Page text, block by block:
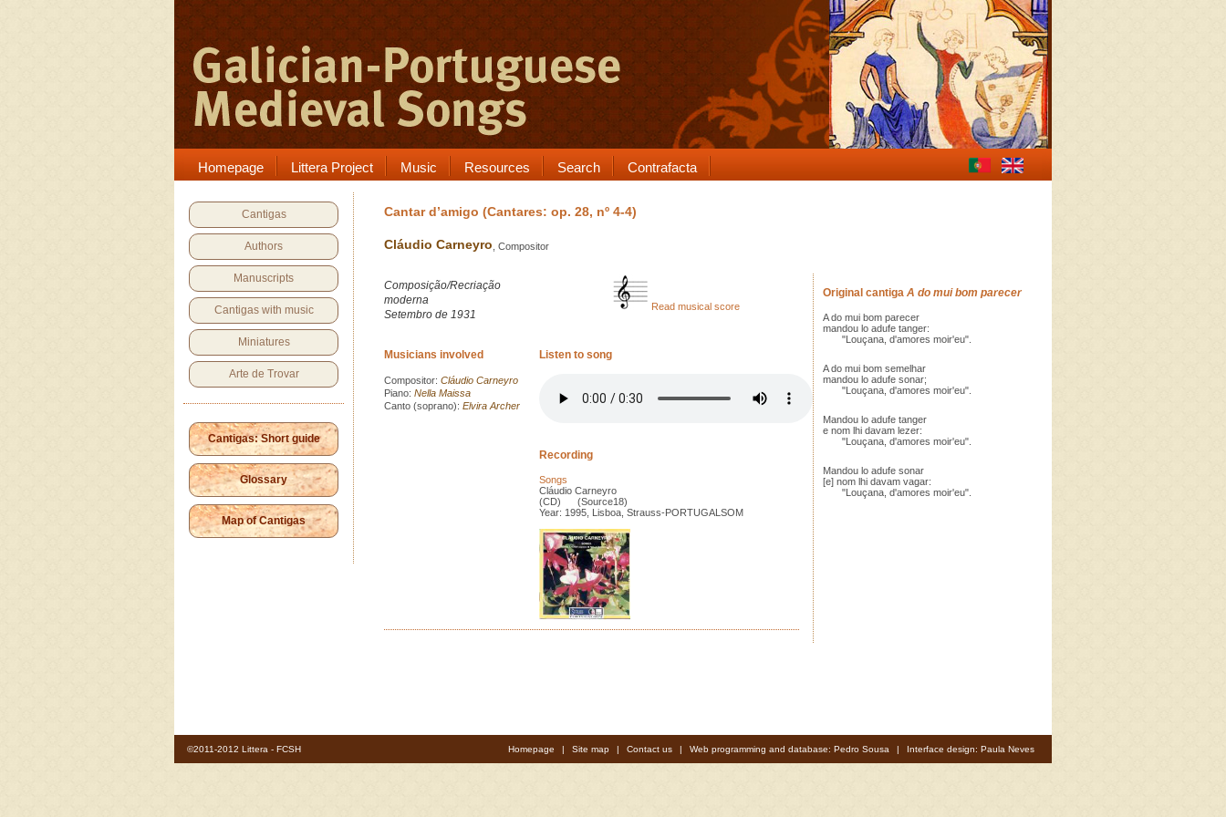
Homepage Littera Project Music Resources Search Contrafacta
Cantigas
Authors
Manuscripts
Cantigas with music
Miniatures
Arte de Trovar
Cantigas: Short guide
Glossary
Map of Cantigas
Cantar d’amigo (Cantares: op. 28, nº 4-4)
Cláudio Carneyro , Compositor
Composição/Recriação
moderna
Setembro de 1931
Read musical score
Musicians involved
Compositor: Cláudio Carneyro
Piano: Nella Maissa
Canto (soprano): Elvira Archer
Listen to song
Recording
Songs
Cláudio Carneyro
(CD) (Source18)
Year: 1995, Lisboa, Strauss-PORTUGALSOM
Original cantiga A do mui bom parecer
A do mui bom parecer
mandou lo adufe tanger:
"Louçana, d'amores moir'eu".
A do mui bom semelhar
mandou lo adufe sonar;
"Louçana, d'amores moir'eu".
Mandou lo adufe tanger
e nom lhi davam lezer:
"Louçana, d'amores moir'eu".
Mandou lo adufe sonar
[e] nom lhi davam vagar:
"Louçana, d'amores moir'eu".
©2011-2012 Littera - FCSH Homepage | Site map | Contact us | Web programming and database: Pedro Sousa | Interface design: Paula Neves